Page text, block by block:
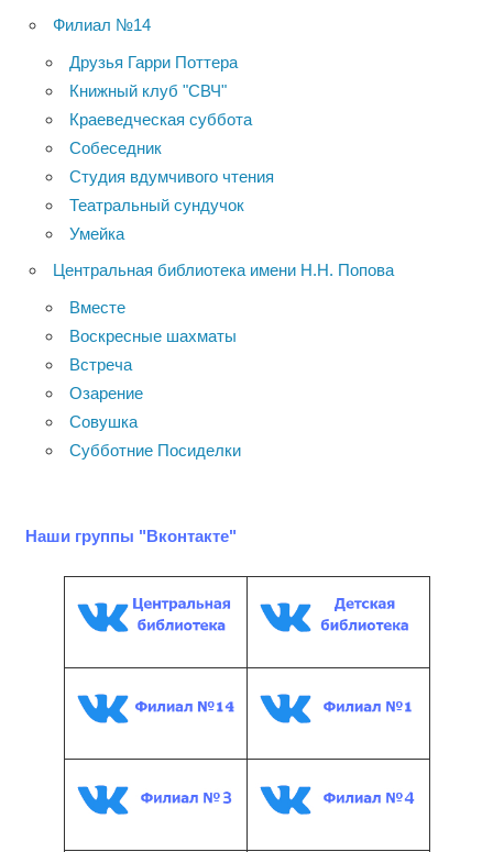
Филиал №14
Друзья Гарри Поттера
Книжный клуб "СВЧ"
Краеведческая суббота
Собеседник
Студия вдумчивого чтения
Театральный сундучок
Умейка
Центральная библиотека имени Н.Н. Попова
Вместе
Воскресные шахматы
Встреча
Озарение
Совушка
Субботние Посиделки
Наши группы "Вконтакте"